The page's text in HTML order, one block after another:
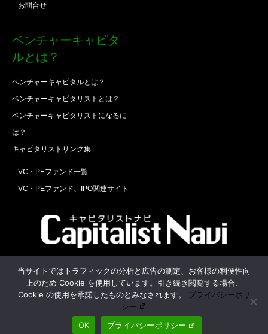
お問合せ
ベンチャーキャピタ
ルとは？
ベンチャーキャピタルとは？
ベンチャーキャピタリストとは？
ベンチャーキャピタリストになるに
は？
キャピタリストリンク集
VC・PEファンド一覧
VC・PEファンド、IPO関連サイト
運営会社 お問合せ
©キャピタリストナビ . All Rights Reserved.
当サイトではトラフィックの分析と広告の測定、お客様の利便性向
上のため Cookie を使用しています。引き続き閲覧する場合、
Cookie の使用を承諾したものとみなされます。 プライバシーポリ
シー
OK
プライバシーポリシー